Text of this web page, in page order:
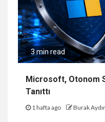
3 min read
Microsoft, Otonom
Tanıttı
1 hafta ago Burak